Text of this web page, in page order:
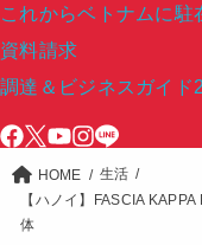
これからベトナムに駐
資料請求
調達＆ビジネスガイド
HOME
生活
【ハノイ】FASCIA
体